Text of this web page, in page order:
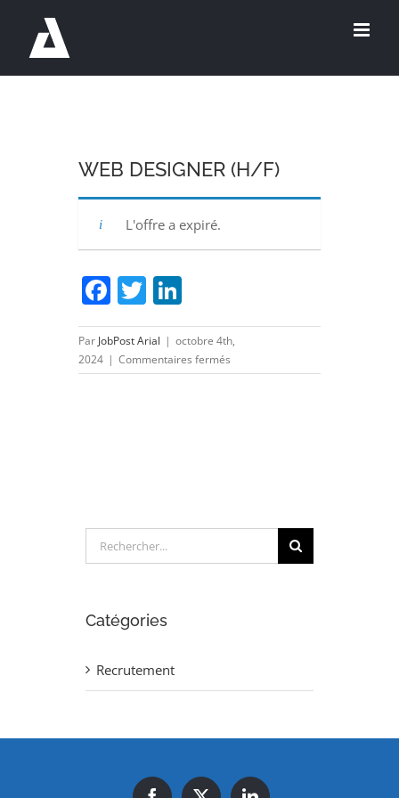
contenu
WEB DESIGNER (H/F)
L'offre a expiré.
Facebook
Twitter
Par JobPost Arial | octobre 4th,
2024 | Commentaires fermés
WEB
Rechercher:
Catégories
Recrutement